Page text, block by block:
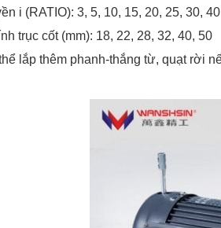
i (RATIO): 3, 5, 10, 15, 20, 25, 30,
trục cốt (mm): 18, 22, 28, 32, 40, 50
lắp thêm phanh-thắng từ, quạt rời